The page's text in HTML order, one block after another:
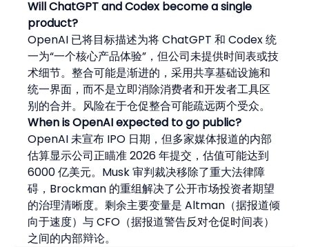
Will ChatGPT and Codex become a single
product?
OpenAI 已将目标描述为将 ChatGPT 和 Codex 统
一为“一个核心产品体验”，但公司未提供时间表或技
术细节。整合可能是渐进的，采用共享基础设施和
统一界面，而不是立即消除消费者和开发者工具区
别的合并。风险在于仓促整合可能疏远两个受众。
When is OpenAI expected to go public?
OpenAI 未宣布 IPO 日期，但多家媒体报道的内部
估算显示公司正瞄准 2026 年提交，估值可能达到
6000 亿美元。Musk 审判裁决移除了重大法律障
碍，Brockman 的重组解决了公开市场投资者期望
的治理清晰度。剩余主要变量是 Altman（据报道倾
向于速度）与 CFO（据报道警告反对仓促时间表）
之间的内部辩论。